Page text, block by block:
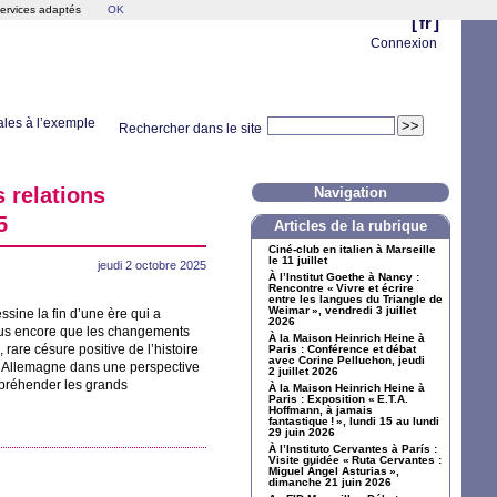
[ fr ]
Connexion
Rechercher dans le site
à l’exemple
relations
jeudi 2 octobre 2025
la fin d’une ère qui a
encore que les changements
césure positive de l’histoire
dans une perspective
les grands
Navigation
Articles de la rubrique
Ciné-club en italien à Marseille
le 11 juillet
À l’Institut Goethe à Nancy :
Rencontre « Vivre et écrire
entre les langues du Triangle de
Weimar», vendredi 3 juillet
2026
À la Maison Heinrich Heine à
Paris : Conférence et débat
avec Corine Pelluchon, jeudi
2 juillet 2026
À la Maison Heinrich Heine à
Paris : Exposition « E.T.A.
Hoffmann, à jamais
fantastique !», lundi 15 au lundi
29 juin 2026
À l’Instituto Cervantes à París :
Visite guidée « Ruta Cervantes :
Miguel Ángel Asturias »,
dimanche 21 juin 2026
adaptés OK